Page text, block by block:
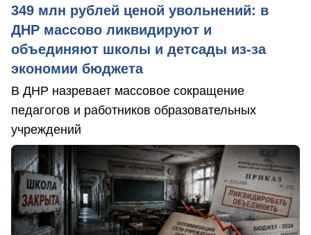
349 млн рублей ценой увольнений: в
ДНР массово ликвидируют и
объединяют школы и детсады из-за
экономии бюджета
В ДНР назревает массовое сокращение
педагогов и работников образовательных
учреждений